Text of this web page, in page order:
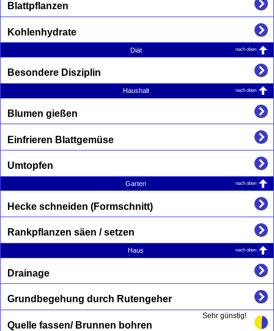
Blattpflanzen
Kohlenhydrate
Diät nach oben
Besondere Disziplin
Haushalt nach oben
Blumen gießen
Einfrieren Blattgemüse
Umtopfen
Garten nach oben
Hecke schneiden (Formschnitt)
Rankpflanzen säen / setzen
Haus nach oben
Drainage
Grundbegehung durch Rutengeher
Sehr günstig!
Quelle fassen/ Brunnen bohren